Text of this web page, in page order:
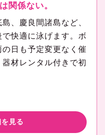
関係ない。
、慶良間諸島など、
快適に泳げます。ボ
日も予定変更なく催
材レンタル付きで初
見る